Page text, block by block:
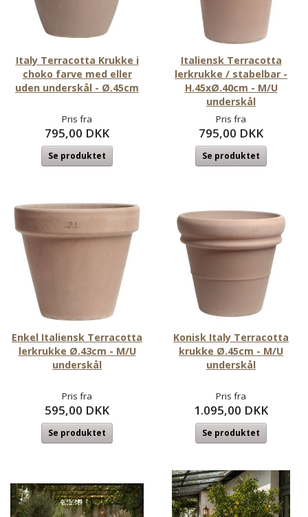
Italy Terracotta Krukke i
choko farve med eller
uden underskål - Ø.45cm
Pris fra
795,00 DKK
Se produktet
Italiensk Terracotta
lerkrukke / stabelbar -
H.45xØ.40cm - M/U
underskål
Pris fra
795,00 DKK
Se produktet
Enkel Italiensk Terracotta
lerkrukke Ø.43cm - M/U
underskål
Pris fra
595,00 DKK
Se produktet
Konisk Italy Terracotta
krukke Ø.45cm - M/U
underskål
Pris fra
1.095,00 DKK
Se produktet